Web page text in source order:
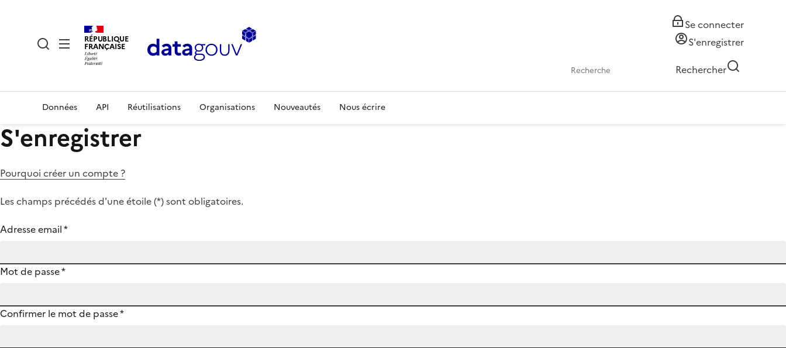
RÉPUBLIQUE
FRANÇAISE
Se connecter
S'enregistrer
Rechercher
Données API Réutilisations Organisations Nouveautés Nous écrire
S'enregistrer
Pourquoi créer un compte ?
Les champs précédés d'une étoile (*) sont obligatoires.
Adresse email*
Mot de passe*
Confirmer le mot de passe*